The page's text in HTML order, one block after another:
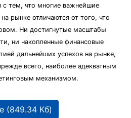
с тем, что многие важнейшие
рынке отличаются от того, что
Ни достигнутые масштабы
ни накопленные финансовые
дальнейших успехов на рынке,
всего, наиболее адекватным
механизмом.
(849.34 Кб)